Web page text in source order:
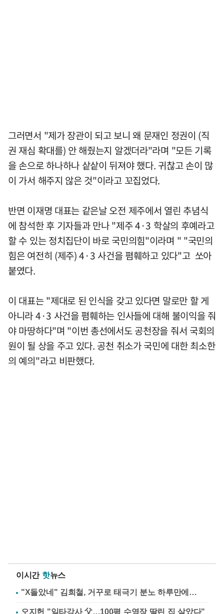
그러면서 "제가 장관이 되고 보니 왜 문재인 정권이 (직
권 재심 확대를) 안 해줬는지 알겠더라"라며 "모든 기록
을 손으로 하나하나 샅샅이 뒤져야 했다. 귀찮고 손이 많
이 가서 해주지 않은 것"이라고 꼬집었다.
반면 이재명 대표는 같은날 오전 제주에서 열린 추념식
에 참석한 후 기자들과 만나 "제주 4·3 학살의 후예라고
할 수 있는 정치집단이 바로 국민의힘"이라며 " "국민의
힘은 여전히 (제주) 4·3 사건을 폄훼하고 있다"고 쏘아
붙였다.
이 대표는 "제대로 된 인식을 갖고 있다면 말로만 할 게
아니라 4·3 사건을 폄훼하는 인사들에 대해 불이익을 줘
야 마땅하다"며 "이번 총선에서도 공천장을 줘서 국회의
원이 될 상을 주고 있다. 공천 취소가 국민에 대한 최소한
의 예의"라고 비판했다.
이시간 핫뉴스
"X돌았네" 김희철, 거꾸로 태극기 분노 하루만에…
오지헌 "일타강사 父…100평 수영장 딸린 집 살았다"